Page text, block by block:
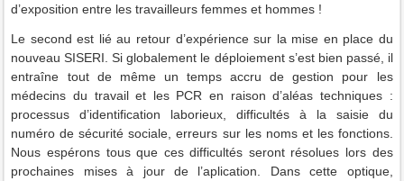
d’exposition entre les travailleurs femmes et hommes !
Le second est lié au retour d’expérience sur la mise en place du
nouveau SISERI. Si globalement le déploiement s’est bien passé, il
entraîne tout de même un temps accru de gestion pour les
médecins du travail et les PCR en raison d’aléas techniques :
processus d’identification laborieux, difficultés à la saisie du
numéro de sécurité sociale, erreurs sur les noms et les fonctions.
Nous espérons tous que ces difficultés seront résolues lors des
prochaines mises à jour de l’aplication. Dans cette optique,